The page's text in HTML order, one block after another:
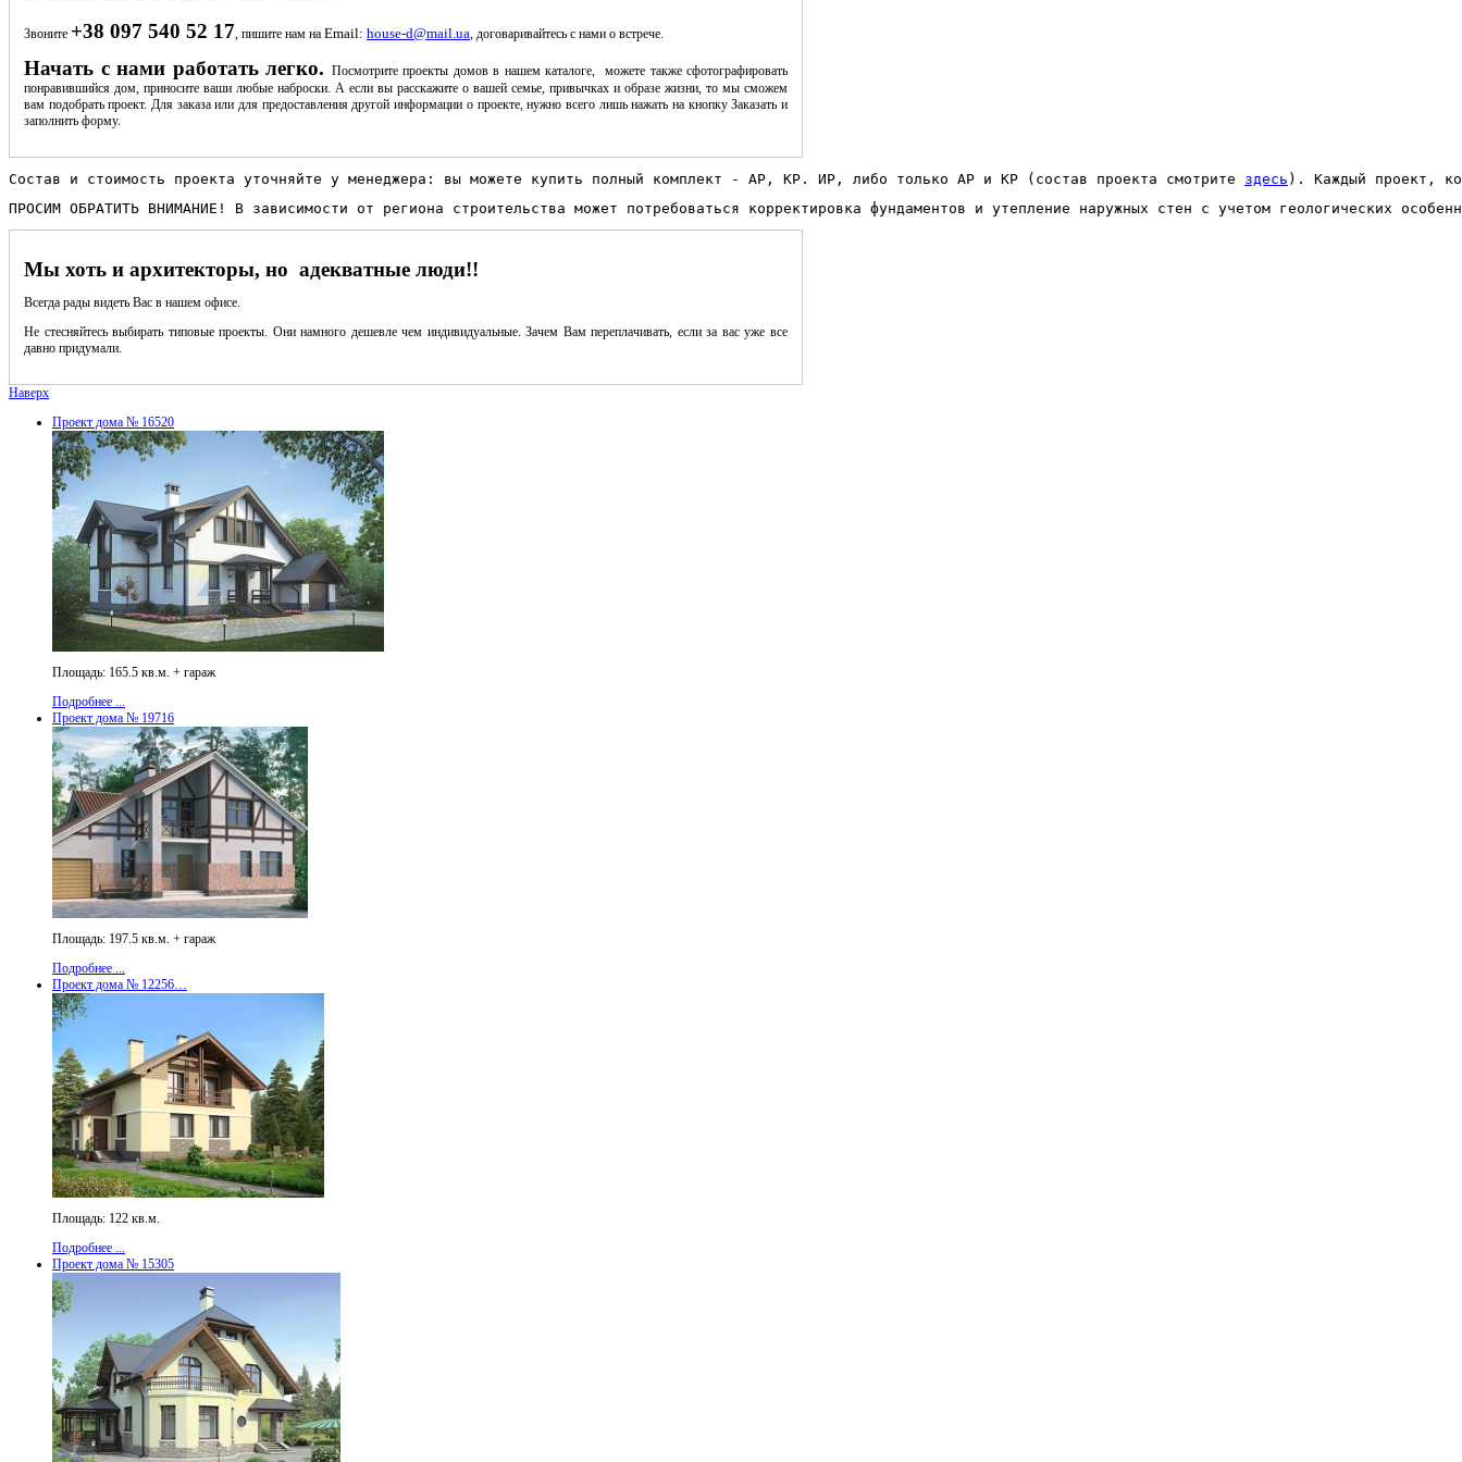
Звоните +38 097 540 52 17 , пишите нам на Email: house-d@mail.ua , договаривайтесь с нами о встрече.
Начать с нами работать легко. Посмотрите проекты домов в нашем каталоге, можете также сфотографировать
понравившийся дом, приносите ваши любые наброски. А если вы расскажите о вашей семье, привычках и образе жизни, то мы сможем
вам подобрать проект. Для заказа или для предоставления другой информации о проекте, нужно всего лишь нажать на кнопку Заказать и
заполнить форму.
Состав и стоимость проекта уточняйте у менеджера: вы можете купить полный комплект - АР, КР. ИР, либо только АР и КР (состав проекта смотрите здесь ). Каждый проект,
ПРОСИМ ОБРАТИТЬ ВНИМАНИЕ! В зависимости от региона строительства может потребоваться корректировка фундаментов и утепление наружных стен с учетом геологических
Мы хоть и архитекторы, но адекватные люди!!
Всегда рады видеть Вас в нашем офисе.
Не стесняйтесь выбирать типовые проекты. Они намного дешевле чем индивидуальные. Зачем Вам переплачивать, если за вас уже все
давно придумали.
Наверх
Проект дома № 16520
Площадь: 165.5 кв.м. + гараж
Подробнее ...
Проект дома № 19716
Площадь: 197.5 кв.м. + гараж
Подробнее ...
Проект дома № 12256…
Площадь: 122 кв.м.
Подробнее ...
Проект дома № 15305